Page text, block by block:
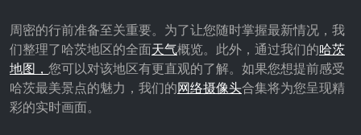
周密的行前准备至关重要。为了让您随时掌握最新情况，我
们整理了哈茨地区的全面天气概览。此外，通过我们的哈茨
地图， 您可以对该地区有更直观的了解。如果您想提前感受
哈茨最美景点的魅力，我们的网络摄像头合集将为您呈现精
彩的实时画面。